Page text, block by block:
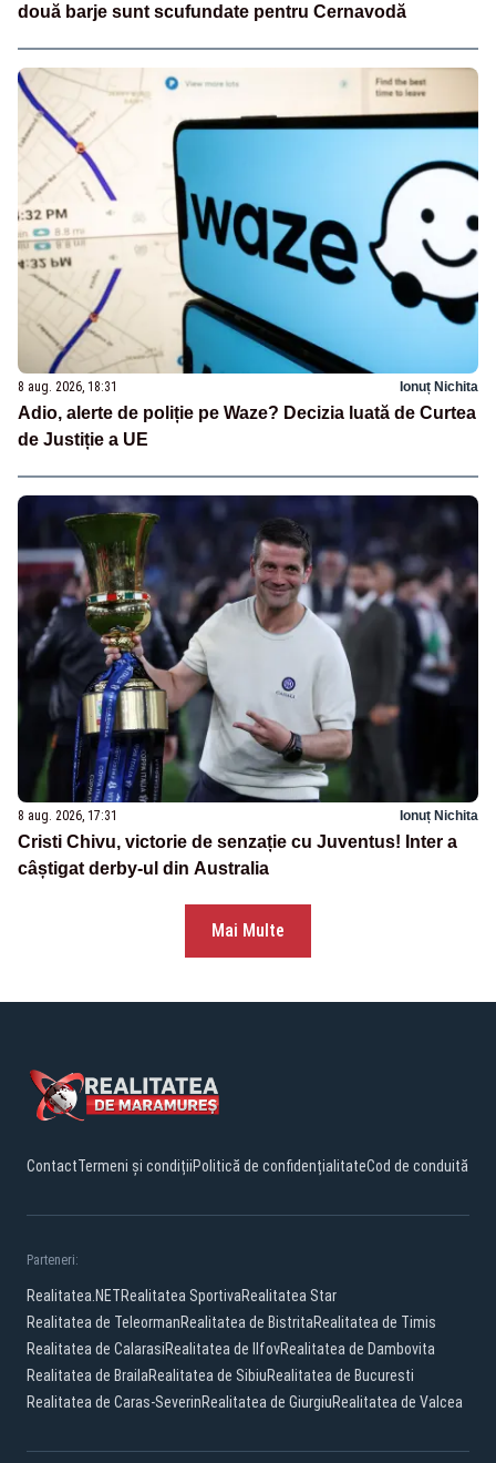
două barje sunt scufundate pentru Cernavodă
8 aug. 2026, 18:31 Ionuț Nichita
Adio, alerte de poliție pe Waze? Decizia luată de Curtea
de Justiție a UE
8 aug. 2026, 17:31 Ionuț Nichita
Cristi Chivu, victorie de senzație cu Juventus! Inter a
câștigat derby-ul din Australia
Mai Multe
ContactTermeni și condițiiPolitică de confidențialitateCod de conduită
Parteneri:
Realitatea.NETRealitatea SportivaRealitatea Star
Realitatea de TeleormanRealitatea de BistritaRealitatea de Timis
Realitatea de CalarasiRealitatea de IlfovRealitatea de Dambovita
Realitatea de BrailaRealitatea de SibiuRealitatea de Bucuresti
Realitatea de Caras-SeverinRealitatea de GiurgiuRealitatea de Valcea